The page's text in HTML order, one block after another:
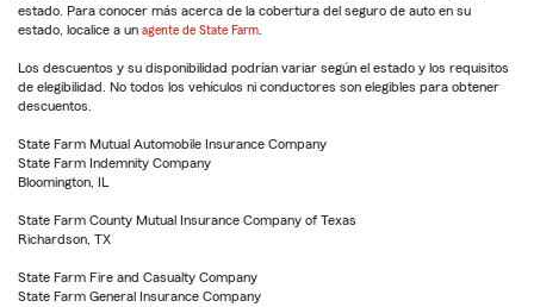
estado. Para conocer más acerca de la cobertura del seguro de auto en su
estado, localice a un agente de State Farm
Los descuentos y su disponibilidad podrían variar según el estado y los requisitos
de elegibilidad. No todos los vehículos ni conductores son elegibles para obtener
descuentos.
State Farm Mutual Automobile Insurance Company
State Farm Indemnity Company
Bloomington, IL
State Farm County Mutual Insurance Company of Texas
Richardson, TX
State Farm Fire and Casualty Company
State Farm General Insurance Company